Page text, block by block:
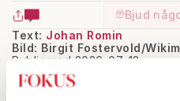
Bjud
Text: Johan Romin
Publicerad 2026-07-18
Bild: Birgit Fostervold/